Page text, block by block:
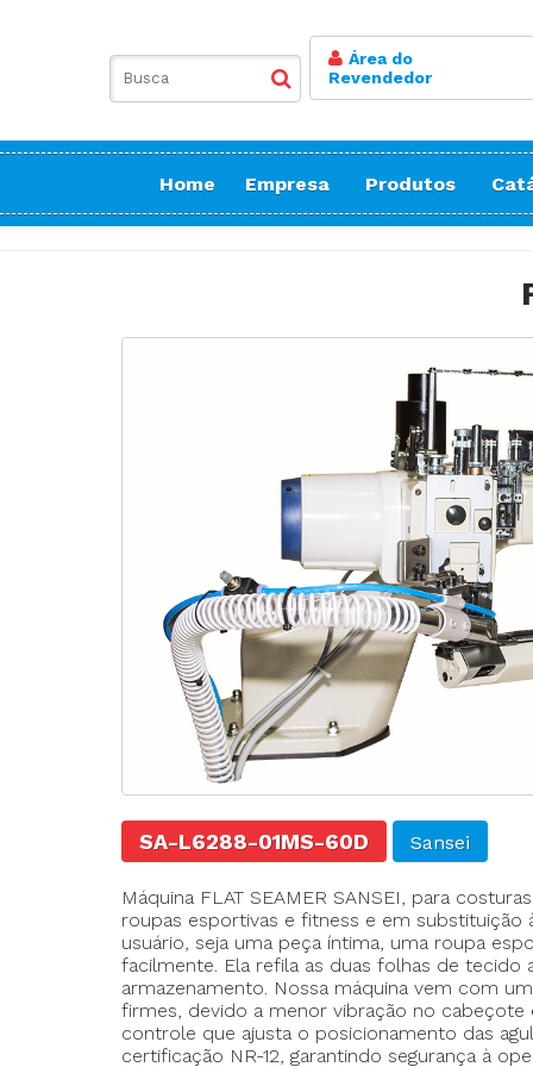
Home Empresa Produtos
Bordadeiras
Corte
Costura Reta
Doméstica
Doméstica
Doméstica
Detector de
Elastiqueira |
Agulhas
Fechadeira
Fechadeira
Filigrana
Área do
Revendedor
SA-L6288-01MS-60D Sansei
Máquina FLAT SEAMER SANSEI, para
roupas esportivas e fitness e em
usuário, seja uma peça íntima, uma roupa
facilmente. Ela refila as duas folhas de
armazenamento. Nossa máquina vem com
firmes, devido a menor vibração no cabeçote
controle que ajusta o posicionamento das
certificação NR-12, garantindo segurança à
- Motor Direct-Drive diretamente acoplado
- Aparelho de corte de linha opcional
- Economia de energia mínima de 60%.
- Posicionador de agulha em cima/embaixo
- Levantamento do calcador pelo mesmo
- Máquina de braço com refilador para os